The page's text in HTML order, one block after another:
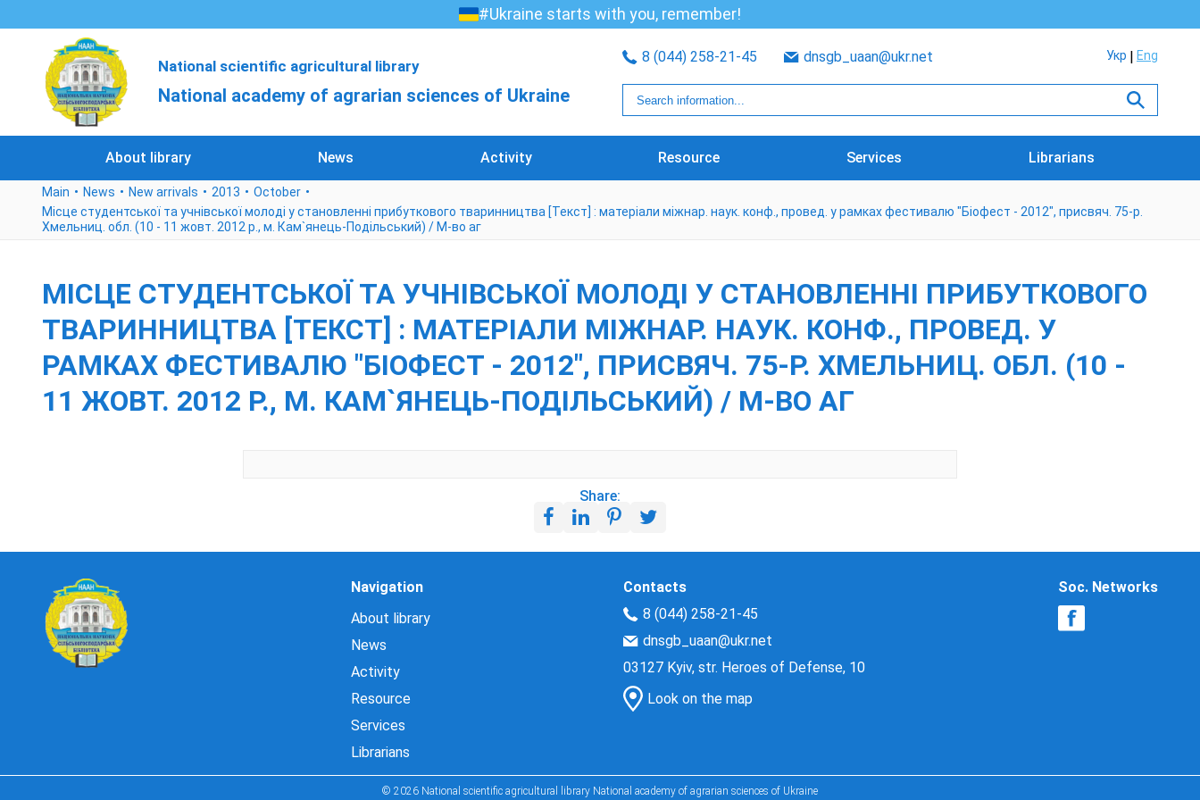
#Ukraine starts with you, remember!
National scientific agricultural library
National academy of agrarian sciences of Ukraine
8 (044) 258-21-45 dnsgb_uaan@ukr.net Укр Eng
About library News Activity Resource Services Librarians
Main News New arrivals 2013
October
Місце студентської та учнівської молоді у становленні прибуткового тваринництва [Текст] : матеріали міжнар. наук. конф., провед. у рамках фестивалю "Біофест - 2012", присвяч. 75-р.
Хмельниц. обл. (10 - 11 жовт. 2012 р., м. Кам`янець-Подільський) / М-во аг
МІСЦЕ СТУДЕНТСЬКОЇ ТА УЧНІВСЬКОЇ МОЛОДІ У СТАНОВЛЕННІ ПРИБУТКОВОГО
ТВАРИННИЦТВА [ТЕКСТ] : МАТЕРІАЛИ МІЖНАР. НАУК. КОНФ., ПРОВЕД. У
РАМКАХ ФЕСТИВАЛЮ "БІОФЕСТ - 2012", ПРИСВЯЧ. 75-Р. ХМЕЛЬНИЦ. ОБЛ. (10 -
11 ЖОВТ. 2012 Р., М. КАМ`ЯНЕЦЬ-ПОДІЛЬСЬКИЙ) / М-ВО АГ
Share:
Navigation
About library
News
Activity
Resource
Services
Librarians
Contacts
8 (044) 258-21-45
dnsgb_uaan@ukr.net
03127 Kyiv, str. Heroes of Defense, 10
Look on the map
Soc. Networks
© 2026 National scientific agricultural library National academy of agrarian sciences of Ukraine